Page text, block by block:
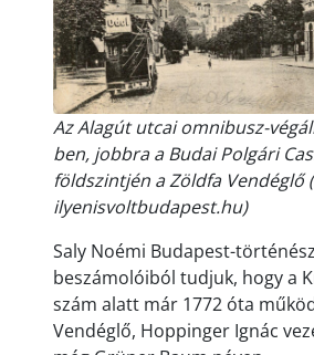
Az Alagút utcai omnibusz-
ben, jobbra a Budai Polgári
földszintjén a Zöldfa Vendéglő
ilyenisvoltbudapest.hu)
Saly Noémi Budapest-történész
beszámolóiból tudjuk, hogy a
szám alatt már 1772 óta
Vendéglő, Hoppinger Ignác